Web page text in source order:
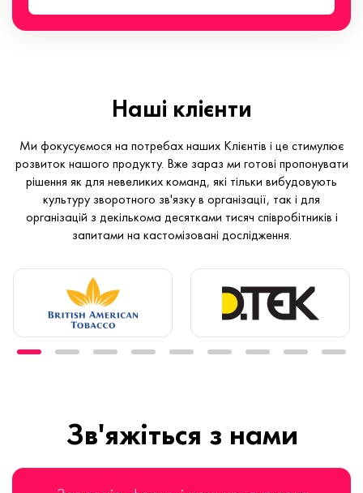
Наші клієнти
Ми фокусуємося на потребах наших Клієнтів і це стимулює
розвиток нашого продукту. Вже зараз ми готові пропонувати
рішення як для невеликих команд, які тільки вибудовують
культуру зворотного зв'язку в організації, так і для
організацій з декількома десятками тисяч співробітників і
запитами на кастомізовані дослідження.
Зв'яжіться з нами